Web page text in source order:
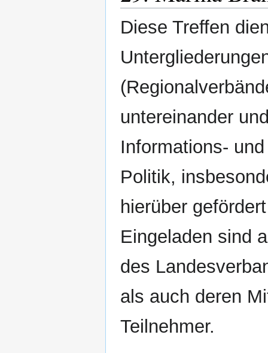
Diese Treffen
untereinander
Informations-
Politik,
hierüber
Eingeladen sind
des
als auch deren
Teilnehmer.